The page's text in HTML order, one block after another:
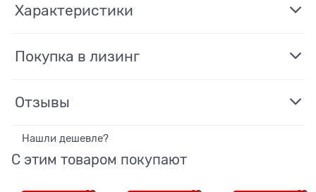
Характеристики
Покупка в лизинг
Отзывы
Нашли дешевле?
С этим товаром покупают